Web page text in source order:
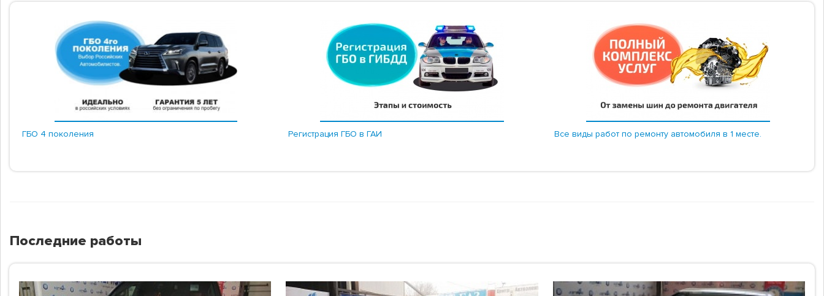
ГБО 4 поколения Регистрация ГБО в ГАИ Все виды работ по ремонту автомобиля в 1 месте.
Последние работы